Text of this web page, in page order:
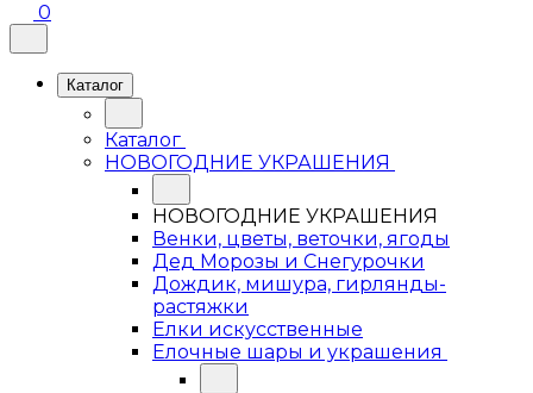
0
Каталог
Каталог
НОВОГОДНИЕ УКРАШЕНИЯ
НОВОГОДНИЕ УКРАШЕНИЯ
Венки, цветы, веточки, ягоды
Дед Морозы и Снегурочки
Дождик, мишура, гирлянды-
растяжки
Елки искусственные
Елочные шары и украшения